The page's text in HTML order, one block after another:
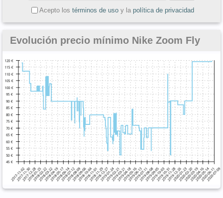
Acepto los términos de usoy la política de privacidad
Evolución precio mínimo Nike Zoom Fly